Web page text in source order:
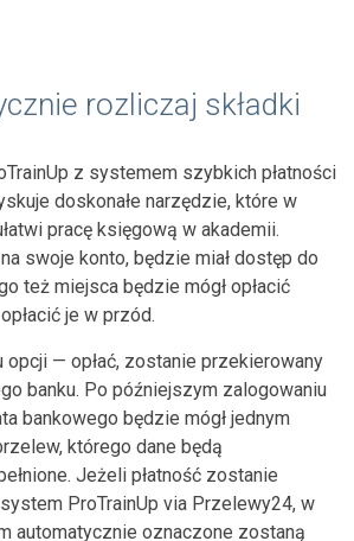
rozliczaj składki
z systemem szybkich płatności
doskonałe narzędzie, które w
pracę księgową w akademii.
swoje konto, będzie miał dostęp do
też miejsca będzie mógł opłacić
je w przód.
opcji — opłać, zostanie przekierowany
banku. Po późniejszym zalogowaniu
bankowego będzie mógł jednym
którego dane będą
Jeżeli płatność zostanie
ProTrainUp via Przelewy24, w
automatycznie oznaczone zostaną